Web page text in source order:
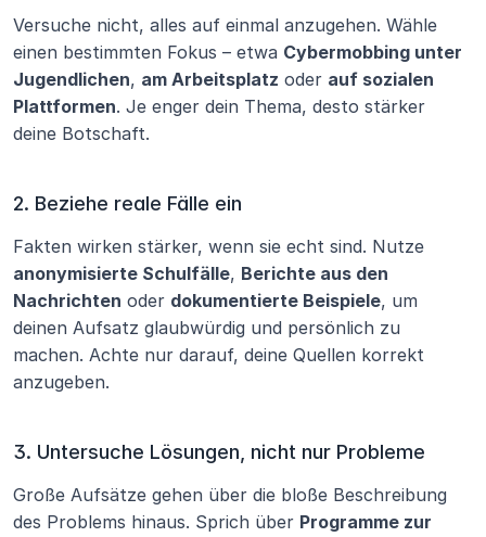
Versuche nicht, alles auf einmal anzugehen. Wähle
einen bestimmten Fokus – etwa Cybermobbing unter
Jugendlichen, am Arbeitsplatz oder auf sozialen
Plattformen. Je enger dein Thema, desto stärker
deine Botschaft.
2. Beziehe reale Fälle ein
anonymisierte Schulfälle, Berichte aus den
Nachrichten oder dokumentierte Beispiele, um
deinen Aufsatz glaubwürdig und persönlich zu
machen. Achte nur darauf, deine Quellen korrekt
anzugeben.
3. Untersuche Lösungen, nicht nur Probleme
Große Aufsätze gehen über die bloße Beschreibung
des Problems hinaus. Sprich über Programme zur